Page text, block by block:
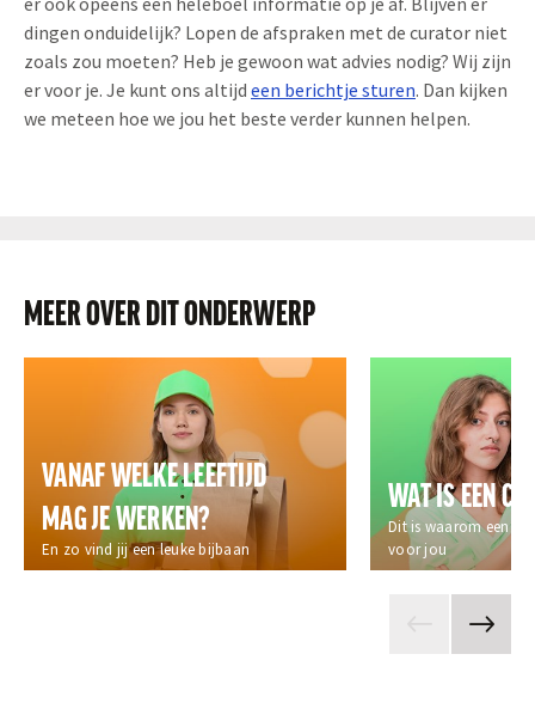
dingen onduidelijk? Lopen de afspraken met de curator niet
zoals zou moeten? Heb je gewoon wat advies nodig? Wij zijn
er voor je. Je kunt ons altijd een berichtje sturen. Dan kijken
we meteen hoe we jou het beste verder kunnen helpen.
MEER OVER DIT ONDERWERP
VANAF WELKE LEEFTIJD
MAG JE WERKEN?
En zo vind jij een leuke bijbaan
WAT IS EEN
Dit is waarom een
voor jou